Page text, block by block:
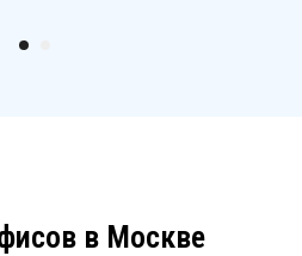
в Москве